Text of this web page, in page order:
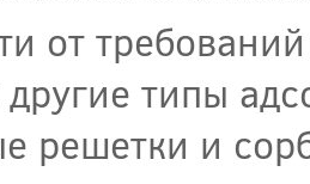
от
типы
решетки и